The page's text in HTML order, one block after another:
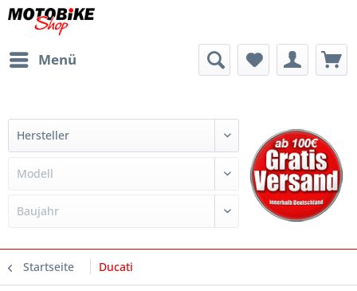
Menü
Startseite Ducati